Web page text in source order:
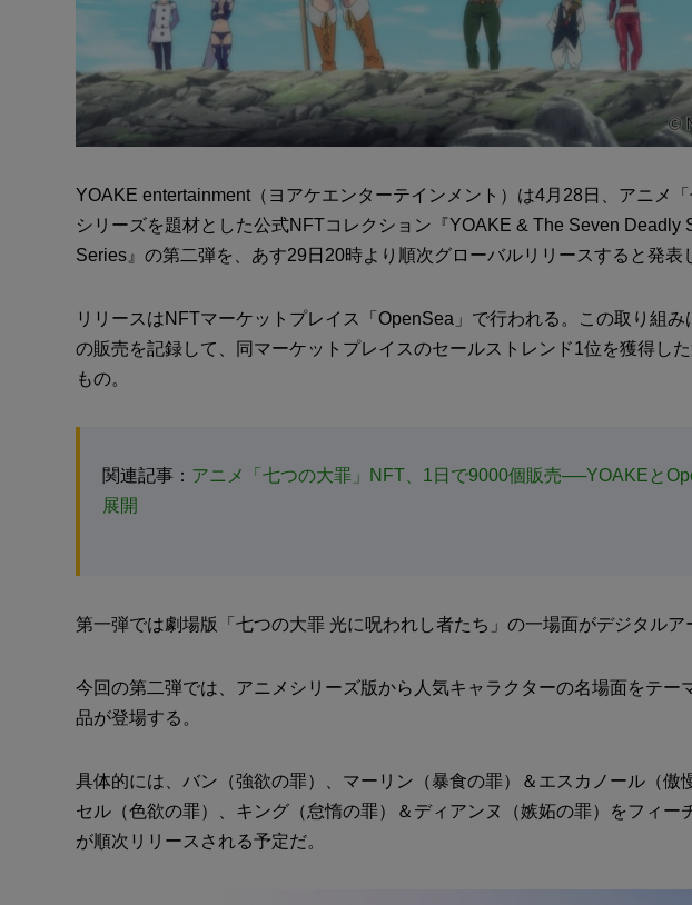
YOAKE entertainment（ヨアケエンターテインメント）は4月28日、アニメ
シリーズを題材とした公式NFTコレクション『YOAKE & The Seven Deadly
Series』の第二弾を、あす29日20時より順次グローバルリリースすると発表
リリースはNFTマーケットプレイス「OpenSea」で行われる。この取り組み
の販売を記録して、同マーケットプレイスのセールストレンド1位を獲得し
もの。
関連記事： アニメ「七つの大罪」NFT、1日で9000個販売──YOAKEと
展開
第一弾では劇場版「七つの大罪 光に呪われし者たち」の一場面がデジタルア
今回の第二弾では、アニメシリーズ版から人気キャラクターの名場面をテー
品が登場する。
具体的には、バン（強欲の罪）、マーリン（暴食の罪）＆エスカノール（傲
セル（色欲の罪）、キング（怠惰の罪）＆ディアンヌ（嫉妬の罪）をフィー
が順次リリースされる予定だ。